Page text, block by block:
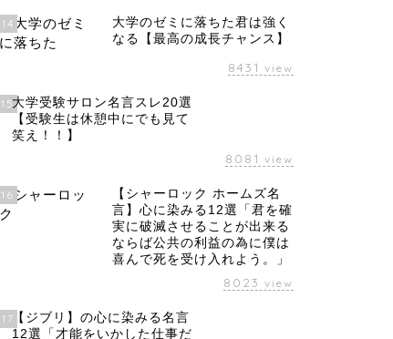
14
大学のゼミに落ちた君は強く
なる【最高の成長チャンス】
8431 view
15大学受験サロン名言スレ20選
【受験生は休憩中にでも見て
笑え！！】
8081 view
16
【シャーロック ホームズ名
言】心に染みる12選「君を確
実に破滅させることが出来る
ならば公共の利益の為に僕は
喜んで死を受け入れよう。」
8023 view
17【ジブリ】の心に染みる名言
12選「才能をいかした仕事だ